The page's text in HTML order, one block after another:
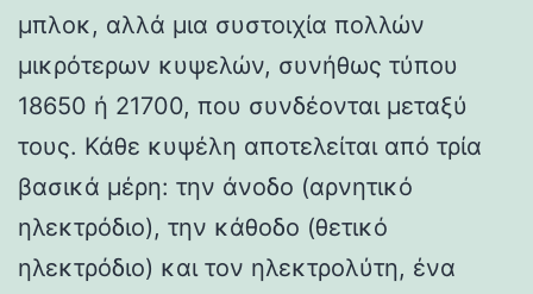
μπλοκ, αλλά μια συστοιχία πολλών
μικρότερων κυψελών, συνήθως τύπου
18650 ή 21700, που συνδέονται μεταξύ
τους. Κάθε κυψέλη αποτελείται από τρία
βασικά μέρη: την άνοδο (αρνητικό
ηλεκτρόδιο), την κάθοδο (θετικό
ηλεκτρόδιο) και τον ηλεκτρολύτη, ένα